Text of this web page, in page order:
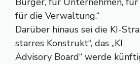
für die Verwaltung.“
Darüber hinaus sei die KI-
starres Konstrukt“, das „KI
Advisory Board“ werde